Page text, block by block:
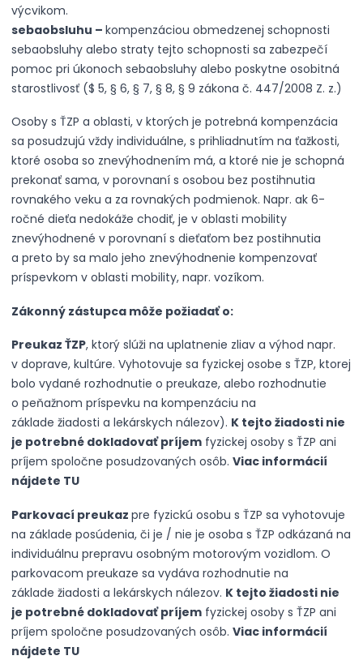
výcvikom.
sebaobsluhu – kompenzáciou obmedzenej schopnosti
sebaobsluhy alebo straty tejto schopnosti sa zabezpečí
pomoc pri úkonoch sebaobsluhy alebo poskytne osobitná
starostlivosť ($ 5, § 6, § 7, § 8, § 9 zákona č. 447/2008 Z. z.)
Osoby s ŤZP a oblasti, v ktorých je potrebná kompenzácia
sa posudzujú vždy individuálne, s prihliadnutím na ťažkosti,
ktoré osoba so znevýhodnením má, a ktoré nie je schopná
prekonať sama, v porovnaní s osobou bez postihnutia
rovnakého veku a za rovnakých podmienok. Napr. ak 6-
ročné dieťa nedokáže chodiť, je v oblasti mobility
znevýhodnené v porovnaní s dieťaťom bez postihnutia
a preto by sa malo jeho znevýhodnenie kompenzovať
príspevkom v oblasti mobility, napr. vozíkom.
Zákonný zástupca môže požiadať o:
Preukaz ŤZP, ktorý slúži na uplatnenie zliav a výhod napr.
v doprave, kultúre. Vyhotovuje sa fyzickej osobe s ŤZP, ktorej
bolo vydané rozhodnutie o preukaze, alebo rozhodnutie
o peňažnom príspevku na kompenzáciu na
základe žiadosti a lekárskych nálezov). K tejto žiadosti nie
je potrebné dokladovať príjem fyzickej osoby s ŤZP ani
príjem spoločne posudzovaných osôb. Viac informácií
nájdete TU
Parkovací preukaz pre fyzickú osobu s ŤZP sa vyhotovuje
na základe posúdenia, či je / nie je osoba s ŤZP odkázaná na
individuálnu prepravu osobným motorovým vozidlom. O
parkovacom preukaze sa vydáva rozhodnutie na
základe žiadosti a lekárskych nálezov. K tejto žiadosti nie
je potrebné dokladovať príjem fyzickej osoby s ŤZP ani
príjem spoločne posudzovaných osôb. Viac informácií
nájdete TU